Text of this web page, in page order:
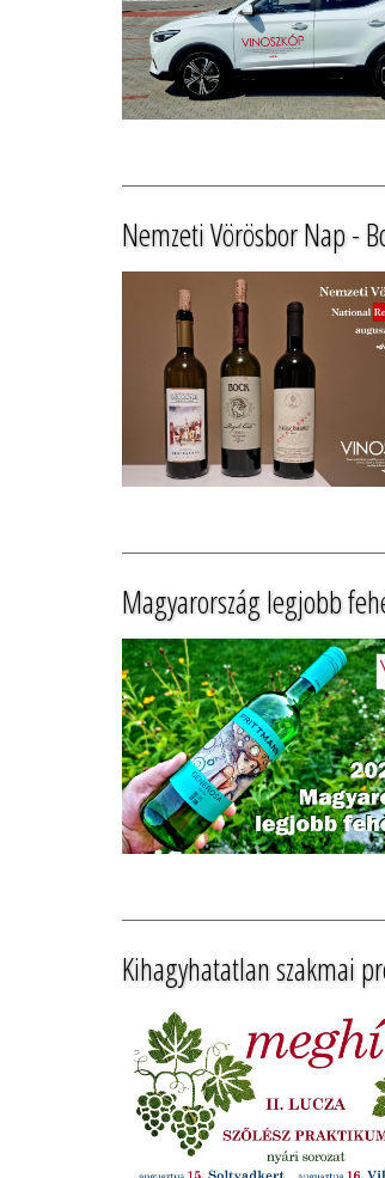
Nemzeti Vörösbor Nap -
Magyarország legjobb
Kihagyhatatlan szakmai